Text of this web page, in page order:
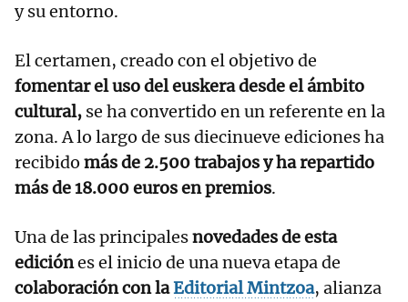
y su entorno.
El certamen, creado con el objetivo de
fomentar el uso del euskera desde el ámbito
cultural, se ha convertido en un referente en la
zona. A lo largo de sus diecinueve ediciones ha
recibido más de 2.500 trabajos y ha repartido
más de 18.000 euros en premios.
Una de las principalesnovedades de esta
ediciónes el inicio de una nueva etapa de
colaboración con laEditorial Mintzoa, alianza